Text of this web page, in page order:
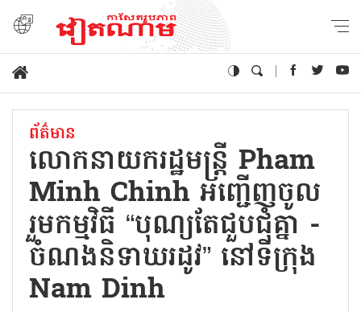
ព័ត៌មាន
លោកនាយករដ្ឋមន្ត្រី Pham
Minh Chinh អញ្ជើញចូល
រួមកម្មវិធី “បុណ្យតែជួបជុំគ្នា -
ចំណងនិទាឃរដូវ” នៅទីក្រុង
Nam Dinh